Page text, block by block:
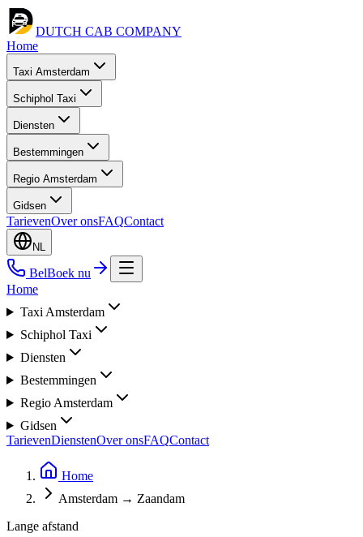
DUTCH CAB COMPANY
Home
Taxi Amsterdam
Schiphol Taxi
Diensten
Bestemmingen
Regio Amsterdam
Gidsen
TarievenOver onsFAQContact
NL
BelBoek nu
Home
Taxi Amsterdam
Schiphol Taxi
Diensten
Bestemmingen
Regio Amsterdam
Gidsen
TarievenDienstenOver onsFAQContact
Home
Amsterdam → Zaandam
Lange afstand